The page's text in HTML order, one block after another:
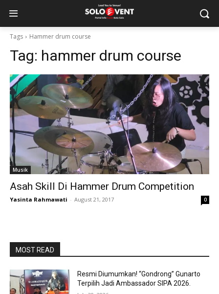
Tags Hammer drum course
Tag: hammer drum course
Musik
Asah Skill Di Hammer Drum Competition
Yasinta Rahmawati - August 21, 2017 0
MOST READ
Resmi Diumumkan! “Gondrong” Gunarto
Terpilih Jadi Ambassador SIPA 2026.